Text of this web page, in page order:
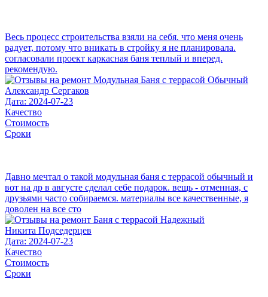
Весь процесс строительства взяли на себя. что меня очень
радует, потому что вникать в стройку я не планировала.
согласовали проект каркасная баня теплый и вперед.
рекомендую.
Александр Сергаков
Дата: 2024-07-23
Качество
Стоимость
Сроки
Давно мечтал о такой модульная баня с террасой обычный и
вот на др в августе сделал себе подарок. вещь - отменная, с
друзьями часто собираемся. материалы все качественные, я
доволен на все сто
Никита Подседерцев
Дата: 2024-07-23
Качество
Стоимость
Сроки